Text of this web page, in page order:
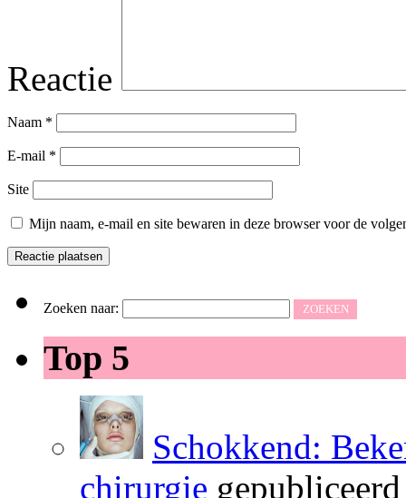
Reactie
Naam *
E-mail *
Site
Mijn naam, e-mail en site bewaren in deze browser voor de
Zoeken naar:
Top 5
Schokkend:
chirurgie